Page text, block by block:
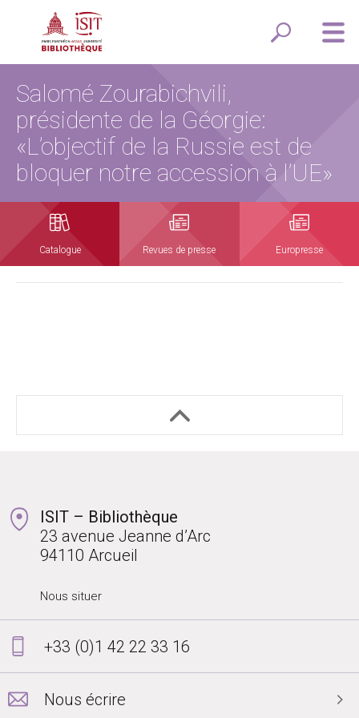
Salomé Zourabichvili,
présidente de la Géorgie:
«L’objectif de la Russie est de
bloquer notre accession à l’UE»
Catalogue Revues de presse Europresse
ISIT – Bibliothèque
23 avenue Jeanne d’Arc
94110 Arcueil
Nous situer
+33 (0)1 42 22 33 16
Nous écrire